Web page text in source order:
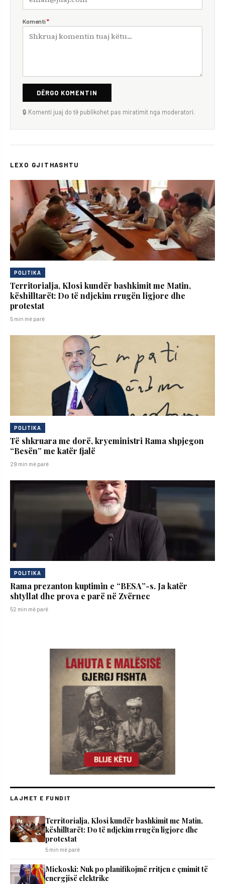
Komenti *
DËRGO KOMENTIN
🔒 Komenti juaj do të publikohet pas miratimit nga moderatori.
LEXO GJITHASHTU
POLITIKA
Territorialja, Klosi kundër bashkimit me Matin,
këshilltarët: Do të ndjekim rrugën ligjore dhe
protestat
5 min më parë
POLITIKA
Të shkruara me dorë, kryeministri Rama shpjegon
“Besën” me katër fjalë
29 min më parë
POLITIKA
Rama prezanton kuptimin e “BESA”-s. Ja katër
shtyllat dhe prova e parë në Zvërnec
52 min më parë
LAJMET E FUNDIT
Territorialja, Klosi kundër bashkimit me Matin,
këshilltarët: Do të ndjekim rrugën ligjore dhe
protestat
5 min më parë
Mickoski: Nuk po planifikojmë rritjen e çmimit të
energjisë elektrike